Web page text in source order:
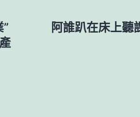
阿誰趴在床上聽